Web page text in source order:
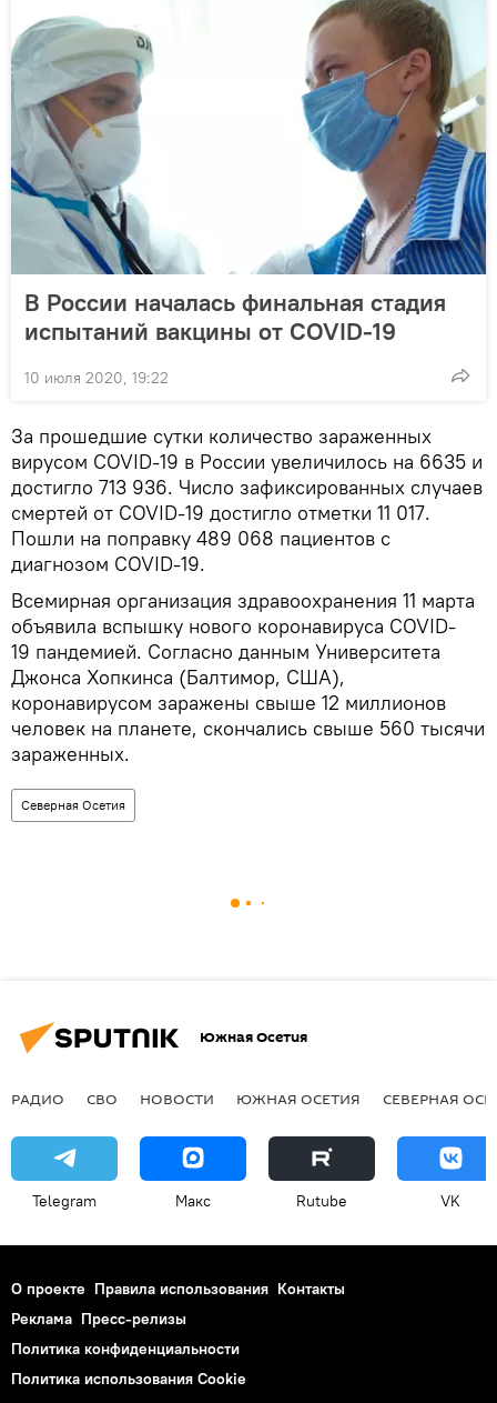
В России началась финальная стадия
испытаний вакцины от COVID-19
10 июля 2020, 19:22
За прошедшие сутки количество зараженных
вирусом COVID-19 в России увеличилось на 6635 и
достигло 713 936. Число зафиксированных случаев
смертей от COVID-19 достигло отметки 11 017.
Пошли на поправку 489 068 пациентов с
диагнозом COVID-19.
Всемирная организация здравоохранения 11 марта
объявила вспышку нового коронавируса COVID-
19 пандемией. Согласно данным Университета
Джонса Хопкинса (Балтимор, США),
коронавирусом заражены свыше 12 миллионов
человек на планете, скончались свыше 560 тысячи
зараженных.
Северная Осетия
Южная Осетия
РАДИО СВО НОВОСТИ ЮЖНАЯ ОСЕТИЯ СЕВЕРНАЯ
Telegram Макс Rutube VK
О проекте Правила использования Контакты
Реклама Пресс-релизы
Политика конфиденциальности
Политика использования Cookie